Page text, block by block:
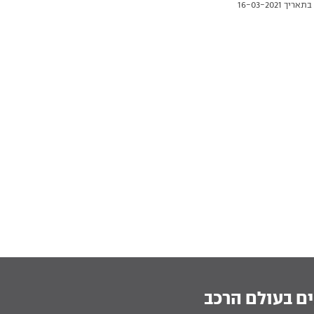
הקורצות ביותר בתחום הרכב16-03-2021
בעולם הרכב